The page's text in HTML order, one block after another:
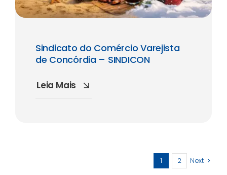
Sindicato do Comércio Varejista
de Concórdia – SINDICON
Leia Mais
1 2 Next